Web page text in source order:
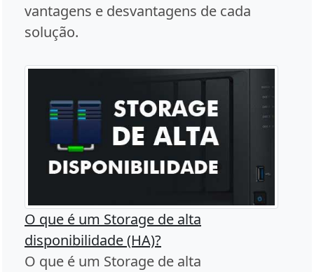
vantagens e desvantagens de cada
solução.
O que é um Storage de alta
disponibilidade (HA)?
O que é um Storage de alta